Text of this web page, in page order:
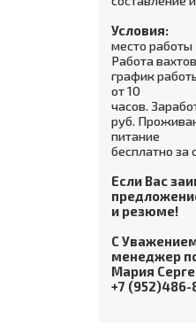
Условия:
место
Работа
график
от 10
часов.
руб.
питание
бесплатно за
Если Вас
и резюме!
С
менеджер
Мария
+7 (952)486-